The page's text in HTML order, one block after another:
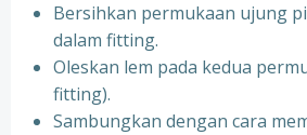
Bersihkan permukaan ujung
dalam fitting.
Oleskan lem pada kedua
fitting).
Sambungkan dengan cara